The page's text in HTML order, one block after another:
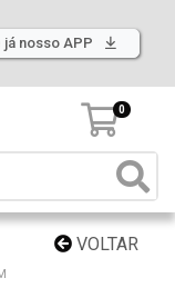
já nosso APP
0
VOLTAR